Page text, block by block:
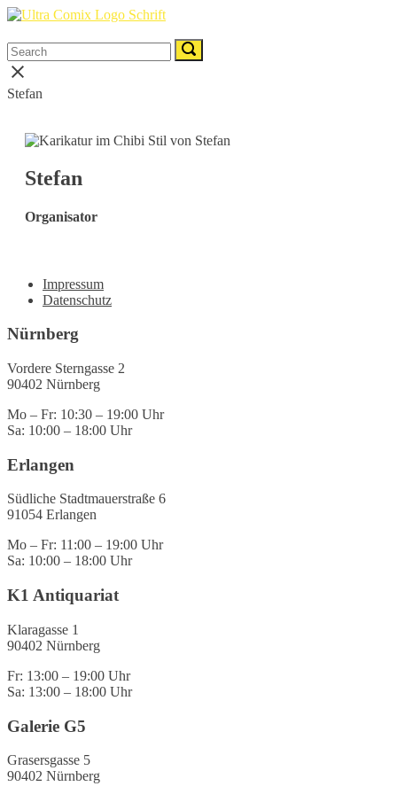
Skip
content
Home
Menu
Search
for:
Search
for:
Search
Close
bar
Stefan
Stefan
Organisator
Impressum
Datenschutz
Nürnberg
Vordere Sterngasse 2
90402 Nürnberg
Mo – Fr: 10:30 – 19:00 Uhr
Sa: 10:00 – 18:00 Uhr
Erlangen
Südliche Stadtmauerstraße 6
91054 Erlangen
Mo – Fr: 11:00 – 19:00 Uhr
Sa: 10:00 – 18:00 Uhr
K1 Antiquariat
Klaragasse 1
90402 Nürnberg
Fr: 13:00 – 19:00 Uhr
Sa: 13:00 – 18:00 Uhr
Galerie G5
Grasersgasse 5
90402 Nürnberg